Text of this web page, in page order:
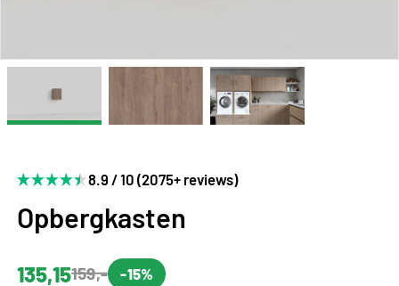
8.9 / 10 (2075+ reviews)
Opbergkasten
135,15159,- -15%